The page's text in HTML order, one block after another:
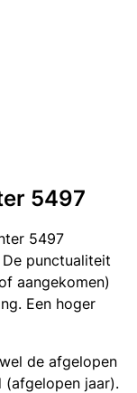
5497
5497
punctualiteit
aangekomen)
Een hoger
de afgelopen
(afgelopen jaar).